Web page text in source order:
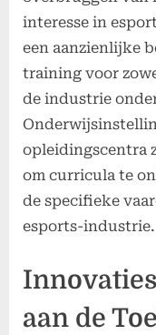
interesse in
een aanzienlijke
training voor
de industrie
opleidingscentra
om curricula te
de specifieke
esports-industrie.
aan de